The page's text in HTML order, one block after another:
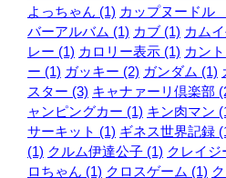
よっちゃん (1) カップヌードル
バーアルバム (1) カブ (1) カム
レー (1) カロリー表示 (1) カン
ー (1) ガッキー (2) ガンダム (1)
スター (3) キャナァーリ倶楽部
ャンピングカー (1) キン肉マン
サーキット (1) ギネス世界記録
(1) クルム伊達公子 (1) クレイジ
ロちゃん (1) クロスゲーム (1)